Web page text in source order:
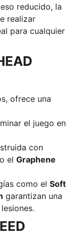
reducido, la
realizar
para cualquier
ofrece una
el juego en
con
el Graphene
como el Soft
garantizan una